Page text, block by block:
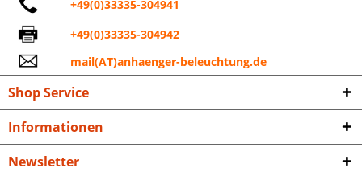
+49(0)33335-304941
+49(0)33335-304942
mail(AT)anhaenger-beleuchtung.de
Shop Service
Informationen
Newsletter